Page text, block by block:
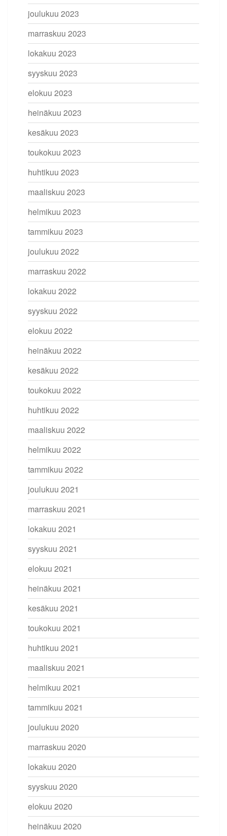
joulukuu 2023
marraskuu 2023
lokakuu 2023
syyskuu 2023
elokuu 2023
heinäkuu 2023
kesäkuu 2023
toukokuu 2023
huhtikuu 2023
maaliskuu 2023
helmikuu 2023
tammikuu 2023
joulukuu 2022
marraskuu 2022
lokakuu 2022
syyskuu 2022
elokuu 2022
heinäkuu 2022
kesäkuu 2022
toukokuu 2022
huhtikuu 2022
maaliskuu 2022
helmikuu 2022
tammikuu 2022
joulukuu 2021
marraskuu 2021
lokakuu 2021
syyskuu 2021
elokuu 2021
heinäkuu 2021
kesäkuu 2021
toukokuu 2021
huhtikuu 2021
maaliskuu 2021
helmikuu 2021
tammikuu 2021
joulukuu 2020
marraskuu 2020
lokakuu 2020
syyskuu 2020
elokuu 2020
heinäkuu 2020